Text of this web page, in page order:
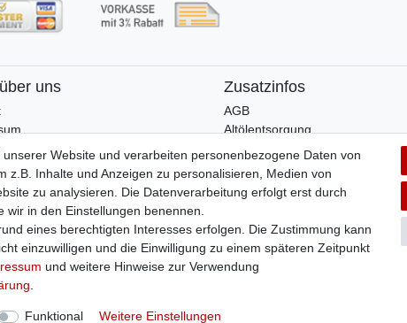
uns Zusatzinfos
AGB
Altölentsorgung
Batterieentsorgung
Datenschutz
Lieferbedingungen
Widerrufsbelehrung
Widerrufsformular
Zahlungsarten
Bankdaten
Website und verarbeiten personenbezogene Daten von
z.B. Inhalte und Anzeigen zu personalisieren, Medien von
zu analysieren. Die Datenverarbeitung erfolgt erst durch
in den Einstellungen benennen.
eines berechtigten Interesses erfolgen. Die Zustimmung kann
einzuwilligen und die Einwilligung zu einem späteren Zeitpunkt
und weitere Hinweise zur Verwendung
Funktional Weitere Einstellungen